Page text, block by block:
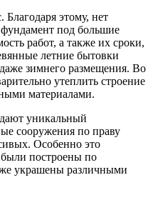
этому, нет
под большие
работ, а также их сроки,
летние бытовки
зимнего размещения. Во
утеплить строение
материалами.
уникальный
сооружения по праву
Особенно это
были построены по
украшены различными